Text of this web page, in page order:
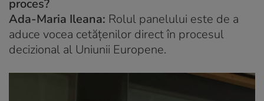
proces?
Ada-Maria Ileana: Rolul panelului este de a
aduce vocea cetățenilor direct în procesul
decizional al Uniunii Europene.